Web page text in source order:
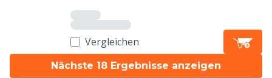
Vergleichen
Nächste 18 Ergebnisse anzeigen